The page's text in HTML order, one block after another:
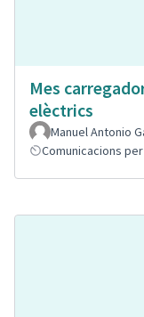
Mes
elèctrics
Manuel Antonio
Comunicacions